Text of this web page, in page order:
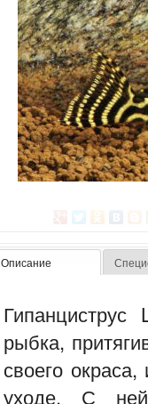
Описание
Гипанциструс
рыбка,
своего
уходе. С